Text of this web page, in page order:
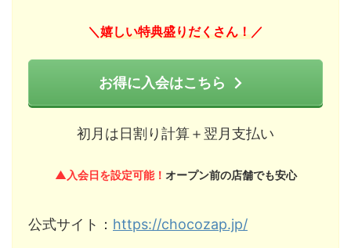
＼ 嬉しい特典盛りだくさん！ ／
お得に入会はこちら
初月は日割り計算＋翌月支払い
▲入会日を設定可能！ オープン前の店舗でも安心
公式サイト： https://chocozap.jp/